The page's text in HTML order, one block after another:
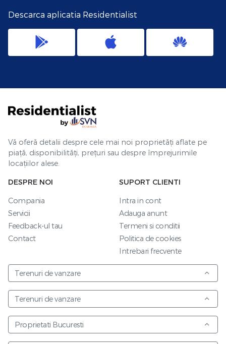
Descarca aplicatia Residentialist
Vă oferă detalii despre cele mai noi proprietăți aflate pe
piață, disponibilități, prețuri sau despre împrejurimile
locațiilor alese.
DESPRE NOI
Compania
Servicii
Feedback-ul tau
Contact
SUPORT CLIENTI
Intra in cont
Adauga anunt
Termeni si conditii
Politica de cookies
Intrebari frecvente
Terenuri de vanzare
Terenuri de vanzare
Proprietati Bucuresti